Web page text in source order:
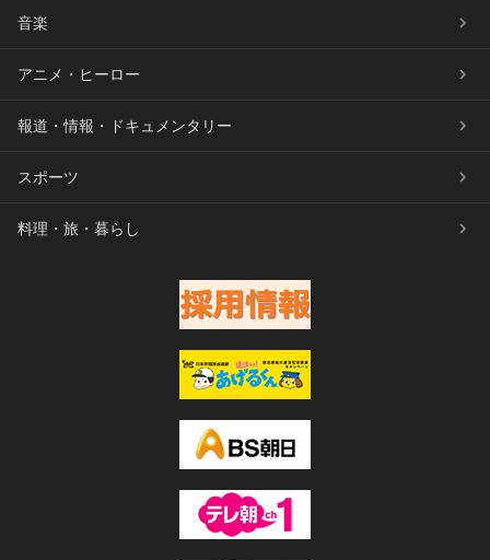
音楽
アニメ・ヒーロー
報道・情報・ドキュメンタリー
スポーツ
料理・旅・暮らし